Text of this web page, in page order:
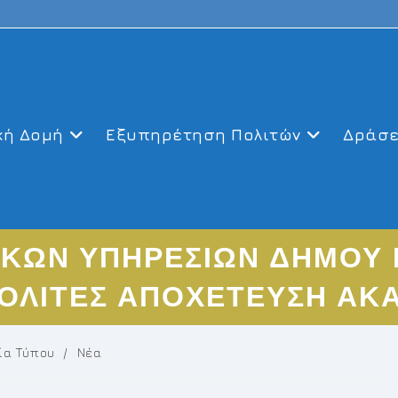
Δομή Εξυπηρέτηση Πολιτών
ΥΠΗΡΕΣΙΩΝ ΔΗΜΟΥ
ΑΠΟΧΕΤΕΥΣΗ
Τύπου / Νέα